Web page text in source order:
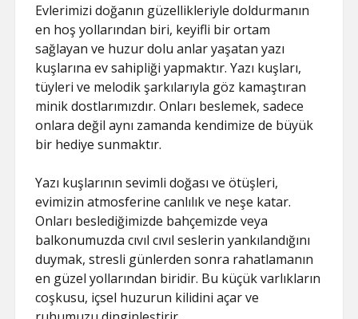
Evlerimizi doğanın güzellikleriyle doldurmanın
en hoş yollarından biri, keyifli bir ortam
sağlayan ve huzur dolu anlar yaşatan yazı
kuşlarına ev sahipliği yapmaktır. Yazı kuşları,
tüyleri ve melodik şarkılarıyla göz kamaştıran
minik dostlarımızdır. Onları beslemek, sadece
onlara değil aynı zamanda kendimize de büyük
bir hediye sunmaktır.
Yazı kuşlarının sevimli doğası ve ötüşleri,
evimizin atmosferine canlılık ve neşe katar.
Onları beslediğimizde bahçemizde veya
balkonumuzda cıvıl cıvıl seslerin yankılandığını
duymak, stresli günlerden sonra rahatlamanın
en güzel yollarından biridir. Bu küçük varlıkların
coşkusu, içsel huzurun kilidini açar ve